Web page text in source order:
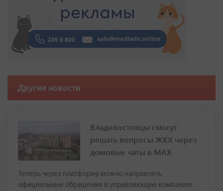
Другие новости
Владивостокцы смогут
решать вопросы ЖКХ через
домовые чаты в МАХ
Теперь через платформу можно направлять
официальные обращения в управляющую компанию